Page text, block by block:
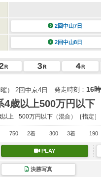
2回中山7日
2回中山8日
） 2回中京4日 発走時刻： 16
4歳以上500万円以下
以上 500万円以下 （混合）［指定］
750 2着 300 3着 190
PLAY
決勝写真